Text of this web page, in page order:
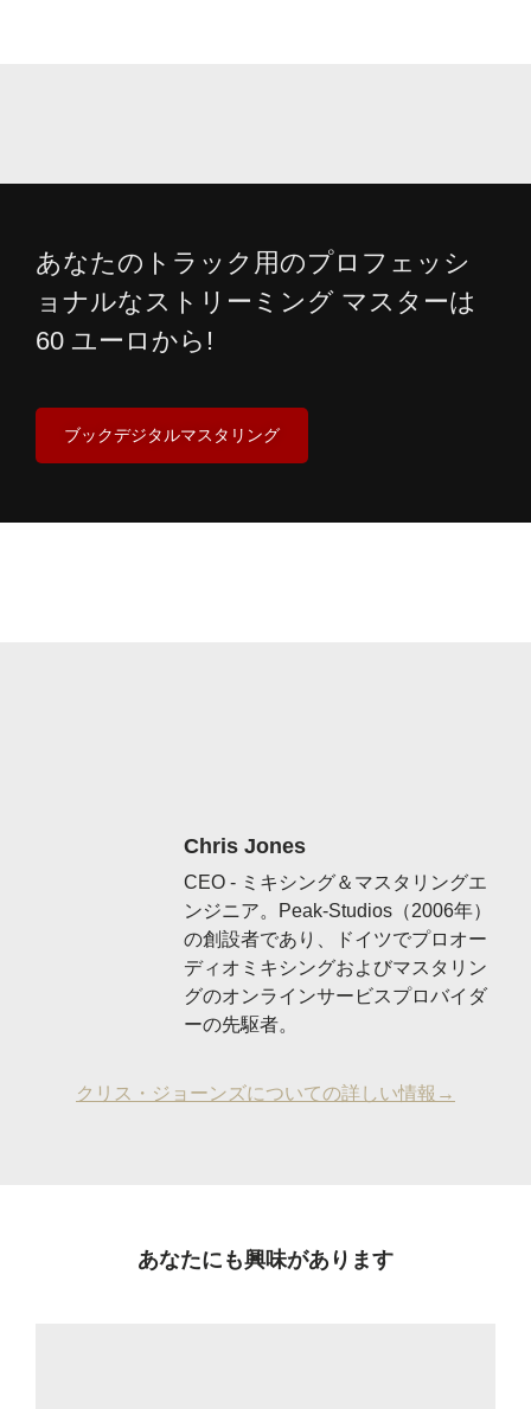
あなたのトラック用のプロフェッシ
ョナルなストリーミング マスターは
60 ユーロから!
ブックデジタルマスタリング
Chris Jones
CEO - ミキシング＆マスタリングエ
ンジニア。Peak-Studios（2006年）
の創設者であり、ドイツでプロオー
ディオミキシングおよびマスタリン
グのオンラインサービスプロバイダ
ーの先駆者。
クリス・ジョーンズについての詳しい情報→
あなたにも興味があります